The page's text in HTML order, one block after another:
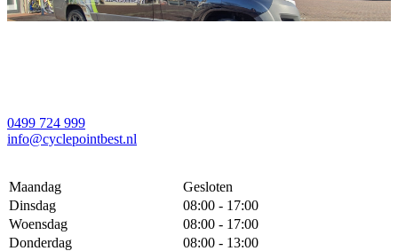
0499 724 999
info@cyclepointbest.nl
Maandag
Gesloten
Dinsdag
08:00 - 17:00
Woensdag
08:00 - 17:00
Donderdag
08:00 - 13:00